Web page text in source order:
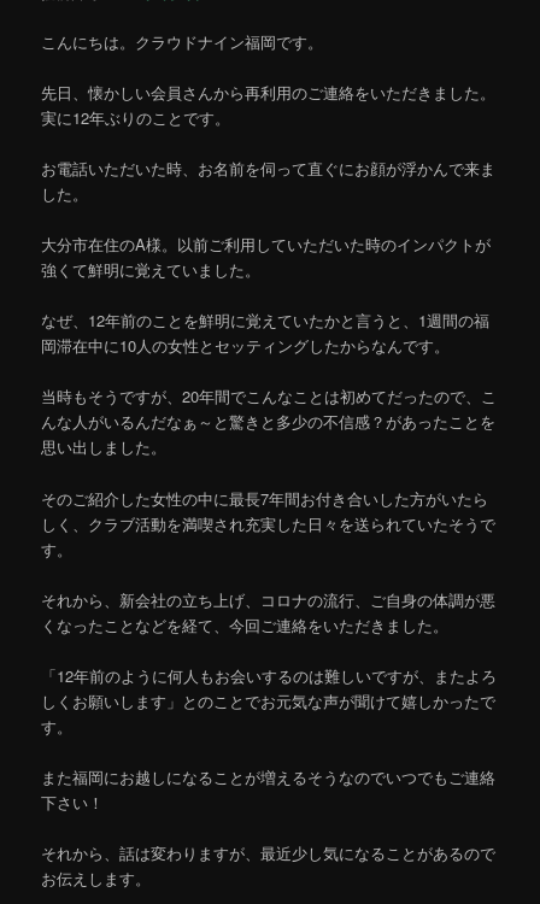
こんにちは。クラウドナイン福岡です。
先日、懐かしい会員さんから再利用のご連絡をいただきました。
実に12年ぶりのことです。
お電話いただいた時、お名前を伺って直ぐにお顔が浮かんで来ま
した。
大分市在住のA様。以前ご利用していただいた時のインパクトが
強くて鮮明に覚えていました。
なぜ、12年前のことを鮮明に覚えていたかと言うと、1週間の福
岡滞在中に10人の女性とセッティングしたからなんです。
当時もそうですが、20年間でこんなことは初めてだったので、こ
んな人がいるんだなぁ～と驚きと多少の不信感？があったことを
思い出しました。
そのご紹介した女性の中に最長7年間お付き合いした方がいたら
しく、クラブ活動を満喫され充実した日々を送られていたそうで
す。
それから、新会社の立ち上げ、コロナの流行、ご自身の体調が悪
くなったことなどを経て、今回ご連絡をいただきました。
「12年前のように何人もお会いするのは難しいですが、またよろ
しくお願いします」とのことでお元気な声が聞けて嬉しかったで
す。
また福岡にお越しになることが増えるそうなのでいつでもご連絡
下さい！
それから、話は変わりますが、最近少し気になることがあるので
お伝えします。